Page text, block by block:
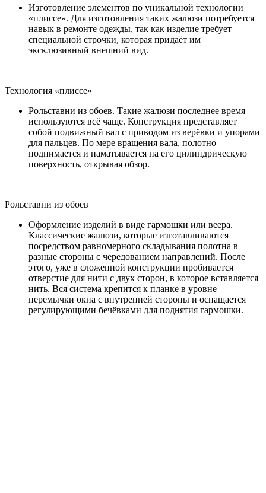
Изготовление элементов по уникальной технологии
«плиссе». Для изготовления таких жалюзи потребуется
навык в ремонте одежды, так как изделие требует
специальной строчки, которая придаёт им
эксклюзивный внешний вид.
Технология «плиссе»
Рольставни из обоев. Такие жалюзи последнее время
используются всё чаще. Конструкция представляет
собой подвижный вал с приводом из верёвки и упорами
для пальцев. По мере вращения вала, полотно
поднимается и наматывается на его цилиндрическую
поверхность, открывая обзор.
Рольставни из обоев
Оформление изделий в виде гармошки или веера.
Классические жалюзи, которые изготавливаются
посредством равномерного складывания полотна в
разные стороны с чередованием направлений. После
этого, уже в сложенной конструкции пробивается
отверстие для нити с двух сторон, в которое вставляется
нить. Вся система крепится к планке в уровне
перемычки окна с внутренней стороны и оснащается
регулирующими бечёвками для поднятия гармошки.